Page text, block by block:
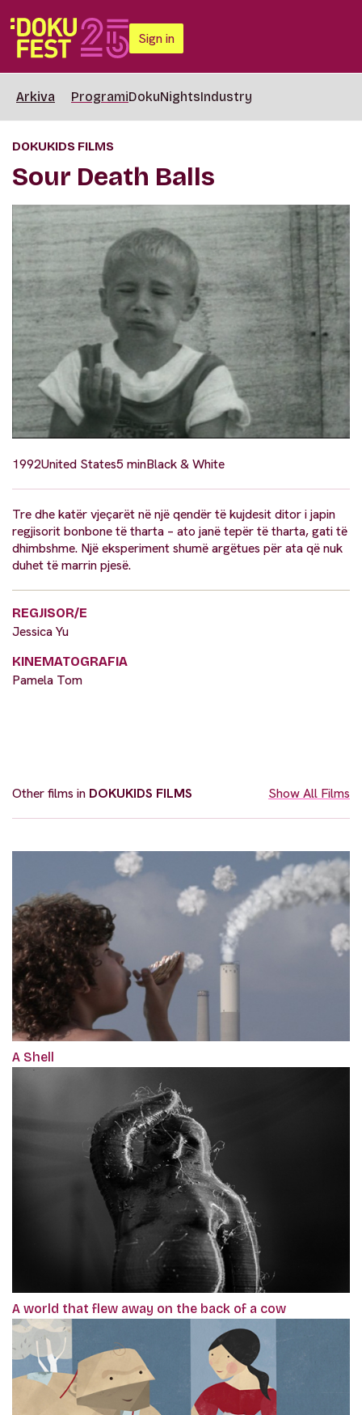
Sign in
Arkiva ProgramiDokuNightsIndustry
DOKUKIDS FILMS
Sour Death Balls
1992United States5 minBlack & White
Tre dhe katër vjeçarët në një qendër të kujdesit ditor i japin
regjisorit bonbone të tharta – ato janë tepër të tharta, gati të
dhimbshme. Një eksperiment shumë argëtues për ata që nuk
duhet të marrin pjesë.
REGJISOR/E
Jessica Yu
KINEMATOGRAFIA
Pamela Tom
Other films in DOKUKIDS FILMS Show All Films
A Shell
A world that flew away on the back of a cow